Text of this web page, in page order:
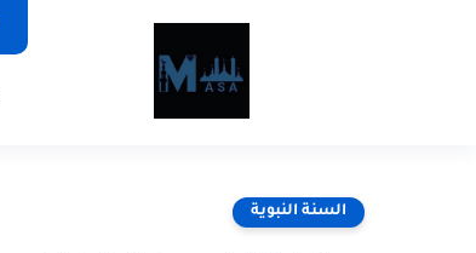
السنة النبوية